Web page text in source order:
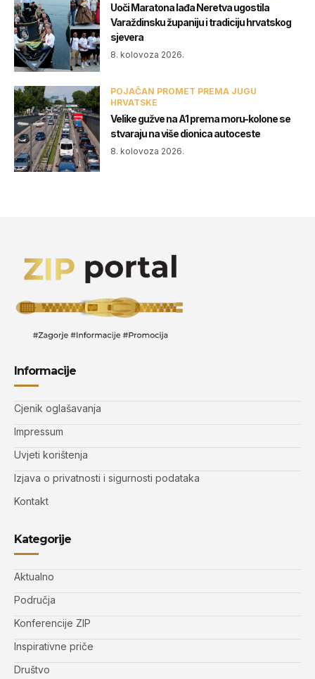
Uoči Maratona lađa Neretva ugostila
Varaždinsku županiju i tradiciju hrvatskog
sjevera
8. kolovoza 2026.
POJAČAN PROMET PREMA JUGU
HRVATSKE
Velike gužve na A1 prema moru-kolone se
stvaraju na više dionica autoceste
8. kolovoza 2026.
Informacije
Cjenik oglašavanja
Impressum
Uvjeti korištenja
Izjava o privatnosti i sigurnosti podataka
Kontakt
Kategorije
Aktualno
Područja
Konferencije ZIP
Inspirativne priče
Društvo